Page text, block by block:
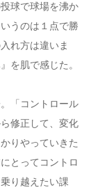
球で球場を沸か
うのは１点で勝
れ方は違いま
を肌で感じた。
「コントロール
修正して、変化
りやっていきた
とってコントロ
り越えたい課